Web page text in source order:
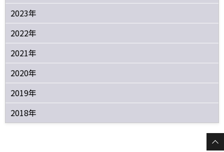
2023年
2022年
2021年
2020年
2019年
2018年